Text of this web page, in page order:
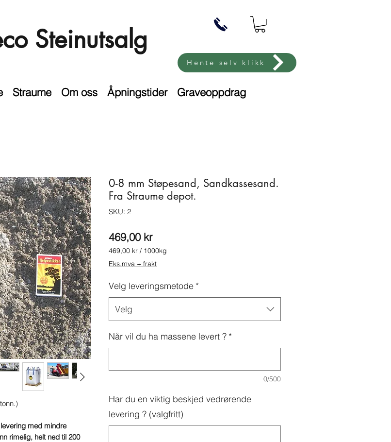
Steinutsalg
Hente selv klikk
Straume Om oss Åpningstider Graveoppdrag
med mindre
rimelig, helt ned til 200
0-8 mm Støpesand, Sandkassesand.
Fra Straume depot.
SKU: 2
469,00 krPris
469,00 kr / 1000kg
469,00 kr
per
Kilogram
Eks.mva + frakt
Velg leveringsmetode *
Velg
Når vil du ha massene levert ? *
0/500
Har du en viktig beskjed vedrørende
levering ? (valgfritt)